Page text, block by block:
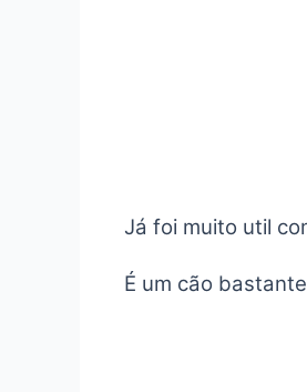
Já foi muito util
É um cão